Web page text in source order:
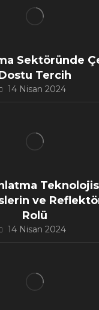
Sektöründe
Tercih
14 Nisan 2024
ve
Rolü
14 Nisan 2024